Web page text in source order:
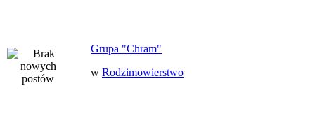
Grupa "Chram"
w Rodzimowierstwo